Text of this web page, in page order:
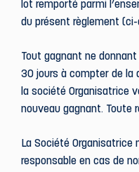
lot remporté parmi
du présent règlement
Tout gagnant ne
30 jours à compter de la
la société Organisatrice
nouveau gagnant. Toute
La Société
responsable en cas de